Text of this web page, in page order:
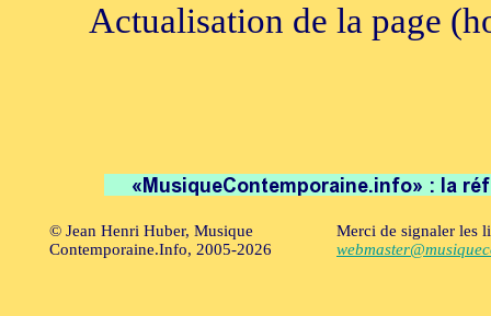
Actualisation de la page
© Jean Henri Huber, Musique
Contemporaine.Info, 2005-2026
Merci de signaler les